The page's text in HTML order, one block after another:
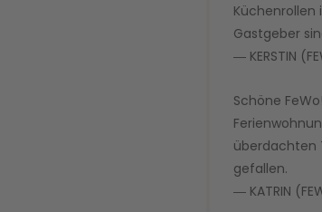
Küchenrollen
Gastgeber
― KERSTIN
Schöne
überdachten
gefallen.
― KATRIN